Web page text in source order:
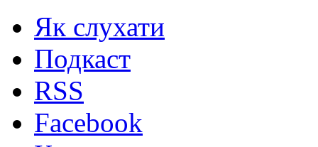
Як слухати
Подкаст
RSS
Facebook